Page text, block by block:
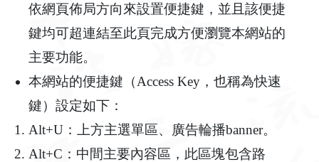
依網頁佈局方向來設置便捷鍵，並且該便捷
鍵均可超連結至此頁完成方便瀏覽本網站的
主要功能。
本網站的便捷鍵（Access Key，也稱為快速
鍵）設定如下：
Alt+U：上方主選單區、廣告輪播banner。
Alt+C：中間主要內容區，此區塊包含路